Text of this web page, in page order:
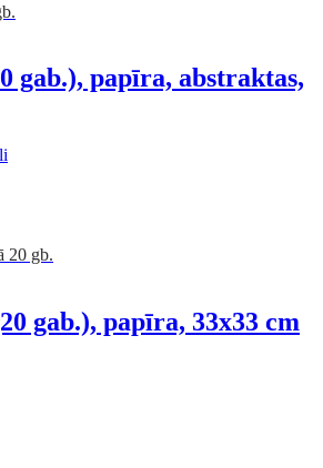
gab.), papīra, abstraktas,
20 gb.
gab.), papīra, 33x33 cm